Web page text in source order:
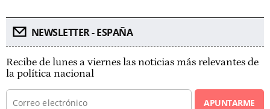
NEWSLETTER - ESPAÑA
Recibe de lunes a viernes las noticias más relevantes de
la política nacional
APUNTARME